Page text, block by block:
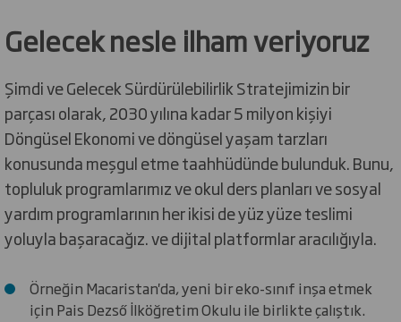
Gelecek nesle ilham veriyoruz
Şimdi ve Gelecek Sürdürülebilirlik Stratejimizin bir
parçası olarak, 2030 yılına kadar 5 milyon kişiyi
Döngüsel Ekonomi ve döngüsel yaşam tarzları
konusunda meşgul etme taahhüdünde bulunduk. Bunu,
topluluk programlarımız ve okul ders planları ve sosyal
yardım programlarının her ikisi de yüz yüze teslimi
yoluyla başaracağız. ve dijital platformlar aracılığıyla.
Örneğin Macaristan'da, yeni bir eko-sınıf inşa etmek
için Pais Dezső İlköğretim Okulu ile birlikte çalıştık.